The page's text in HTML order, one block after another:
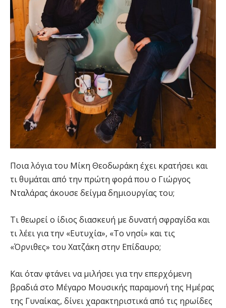
Ποια λόγια του Μίκη Θεοδωράκη έχει κρατήσει και
τι θυμάται από την πρώτη φορά που ο Γιώργος
Νταλάρας άκουσε δείγμα δημιουργίας του;
Τι θεωρεί ο ίδιος διασκευή με δυνατή σφραγίδα και
τι λέει για την «Ευτυχία», «Το νησί» και τις
«Όρνιθες» του Χατζάκη στην Επίδαυρο;
Και όταν φτάνει να μιλήσει για την επερχόμενη
βραδιά στο Μέγαρο Μουσικής παραμονή της Ημέρας
της Γυναίκας, δίνει χαρακτηριστικά από τις ηρωίδες